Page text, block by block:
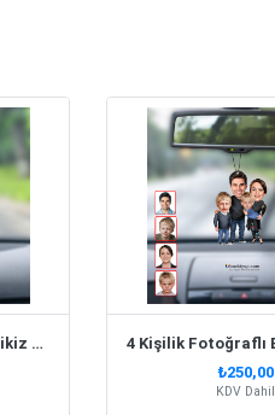
3 Kişilik Fotoğraflı Aile Dikiz Ayna Süsü Biblo
₺250,00
KDV Dahil